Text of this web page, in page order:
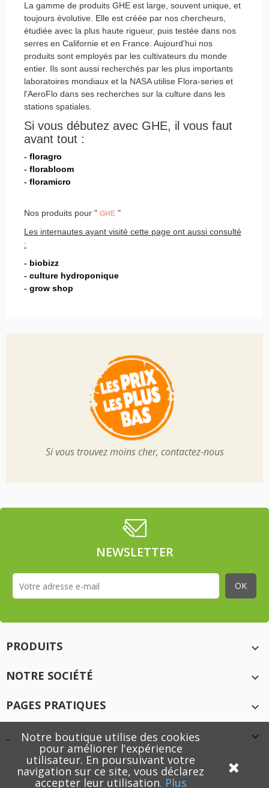
La gamme de produits GHE est large, souvent unique, et
toujours évolutive. Elle est créée par nos chercheurs,
étudiée avec la plus haute rigueur, puis testée dans nos
serres en Californie et en France. Aujourd'hui nos
produits sont employés par les cultivateurs du monde
entier. Ils sont aussi recherchés par les plus importants
laboratoires mondiaux et la NASA utilise Flora-series et
l'AeroFlo dans ses recherches sur la culture dans les
stations spatiales.
Si vous débutez avec GHE, il vous faut
avant tout :
- floragro
- florabloom
- floramicro
Nos produits pour " GHE "
Les internautes ayant visité cette page ont aussi consulté
:
- biobizz
- culture hydroponique
- grow shop
Si vous trouvez moins cher, contactez-nous
NEWSLETTER
PRODUITS

NOTRE SOCIÉTÉ

PAGES PRATIQUES


Notre boutique utilise des cookies
pour améliorer l'expérience
utilisateur. En poursuivant votre
navigation sur ce site, vous déclarez
accepter leur utilisation. Plus